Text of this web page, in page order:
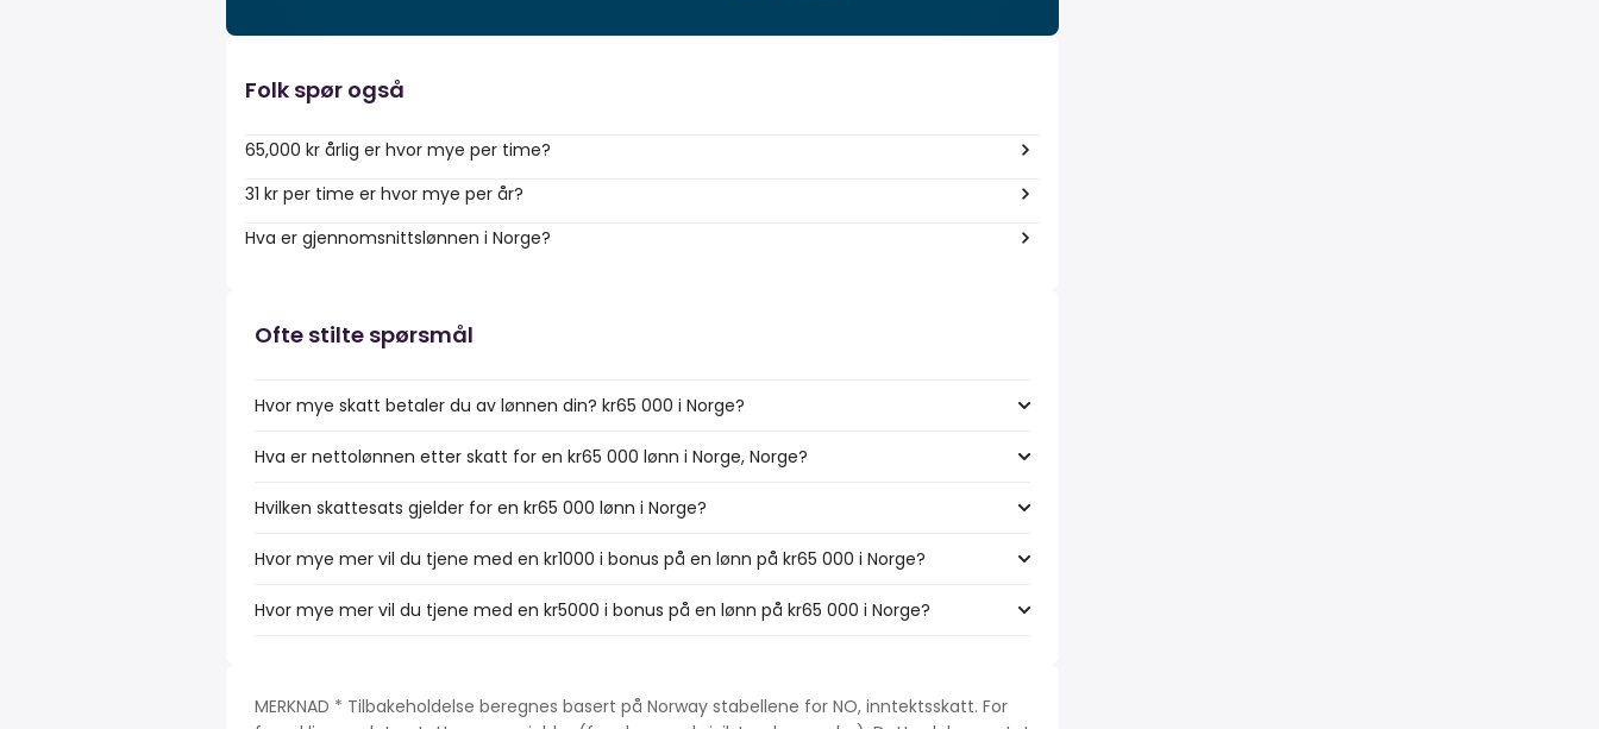
Folk spør også
65,000 kr årlig er hvor mye per time?
31 kr per time er hvor mye per år?
Hva er gjennomsnittslønnen i Norge?
Ofte stilte spørsmål
Hvor mye skatt betaler du av lønnen din? kr65 000 i Norge?
Hva er nettolønnen etter skatt for en kr65 000 lønn i Norge, Norge?
Hvilken skattesats gjelder for en kr65 000 lønn i Norge?
Hvor mye mer vil du tjene med en kr1000 i bonus på en lønn på kr65 000 i Norge?
Hvor mye mer vil du tjene med en kr5000 i bonus på en lønn på kr65 000 i Norge?
MERKNAD * Tilbakeholdelse beregnes basert på Norway stabellene for NO, inntektsskatt. For